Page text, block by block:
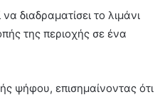
διαδραματίσει το λιμάνι
της περιοχής σε ένα
ψήφου, επισημαίνοντας ότι